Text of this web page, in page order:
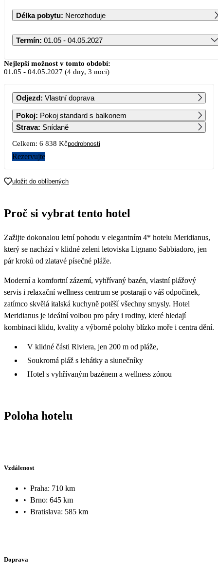
Délka pobytu: Nerozhoduje
Termín: 01.05 - 04.05.2027
Květen 2027
PO ÚT ST ČT PÁ SO NE
1 2
3
3 419
4
4 069
5
4 729
6 7 8 9
10
3 419 3 419 4 069 4 729 5 389 4 729 4 069
17 18
24
4 489
25 26 27
31
4 489
Nejlepší možnost v tomto období:
01.05 - 04.05.2027 (4 dny, 3 noci)
Odjezd: Vlastní doprava
Pokoj:
Pokoj standard s balkonem
Strava: Snídaně
Celkem: 6 838 Kčpodrobnosti
Rezervujte
uložit do oblíbených
Proč si vybrat tento hotel
Zažijte dokonalou letní pohodu v elegantním 4* hotelu Meridianus,
který se nachází v klidné zeleni letoviska Lignano Sabbiadoro, jen
pár kroků od zlatavé písečné pláže.
Moderní a komfortní zázemí, vyhřívaný bazén, vlastní plážový
servis i relaxační wellness centrum se postarají o váš odpočinek,
zatímco skvělá italská kuchyně potěší všechny smysly. Hotel
Meridianus je ideální volbou pro páry i rodiny, které hledají
kombinaci klidu, kvality a výborné polohy blízko moře i centra dění.
V klidné části Riviera, jen 200 m od pláže,
Soukromá pláž s lehátky a slunečníky
Hotel s vyhřívaným bazénem a wellness zónou
Poloha hotelu
Vzdálenost
• Praha: 710 km
• Brno: 645 km
• Bratislava: 585 km
Doprava